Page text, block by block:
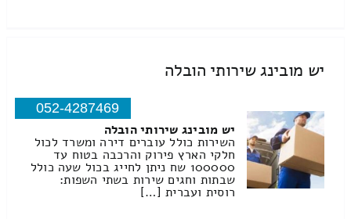
יש מובינג שירותי הובלה
052-4287469
יש מובינג שירותי הובלה
השירות כולל עוברים דירה ומשרד לכול
חלקי הארץ פירוק והרכבה בטוח עד
100000 שח ניתן לחייג בכול שעה כולל
שבתות וחגים שירות בשתי השפות:
רוסית ועברית […]